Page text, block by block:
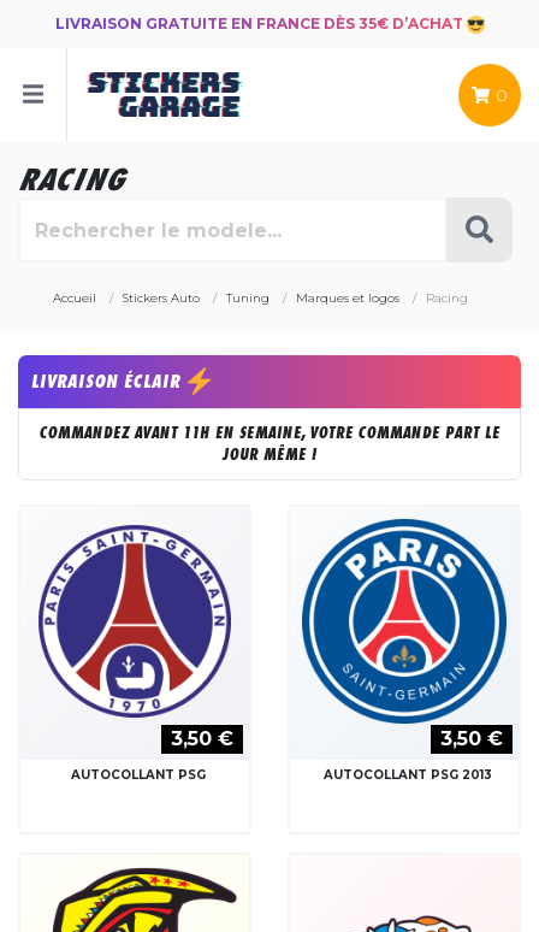
LIVRAISON GRATUITE EN FRANCE DÈS 35€ D’ACHAT
0
RACING
Accueil Stickers Auto Tuning Marques et logos Racing
LIVRAISON ÉCLAIR
COMMANDEZ AVANT 11H EN SEMAINE, VOTRE COMMANDE PART LE
JOUR MÊME !
3,50 €
AUTOCOLLANT PSG
3,50 €
AUTOCOLLANT PSG 2013